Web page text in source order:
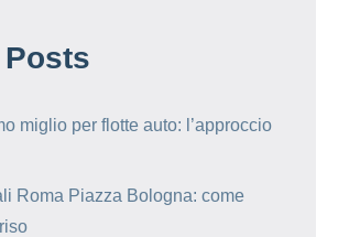
miglio per flotte auto: l’approccio
Roma Piazza Bologna: come